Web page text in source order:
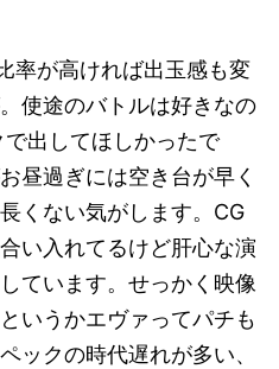
率が高ければ出玉感も変
使途のバトルは好きなの
出してほしかったで
昼過ぎには空き台が早く
くない気がします。CG
い入れてるけど肝心な演
ています。せっかく映像
いうかエヴァってパチも
ックの時代遅れが多い、